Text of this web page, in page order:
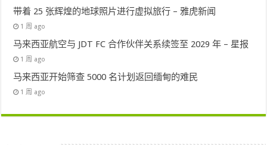
带着 25 张辉煌的地球照片进行虚拟旅行 – 雅虎新闻
1 周 ago
马来西亚航空与 JDT FC 合作伙伴关系续签至 2029 年 – 星报
1 周 ago
马来西亚开始筛查 5000 名计划返回缅甸的难民
1 周 ago